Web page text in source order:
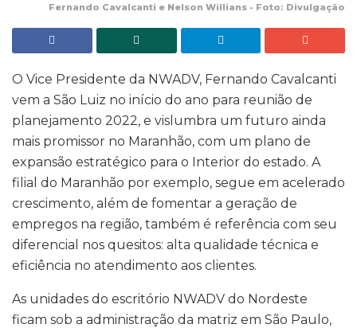
Fernando Cavalcanti e Nelson Willians - Foto: Divulgação
O Vice Presidente da NWADV, Fernando Cavalcanti
vem a São Luiz no início do ano para reunião de
planejamento 2022, e vislumbra um futuro ainda
mais promissor no Maranhão, com um plano de
expansão estratégico para o Interior do estado. A
filial do Maranhão por exemplo, segue em acelerado
crescimento, além de fomentar a geração de
empregos na região, também é referência com seu
diferencial nos quesitos: alta qualidade técnica e
eficiência no atendimento aos clientes.
As unidades do escritório NWADV do Nordeste
ficam sob a administração da matriz em São Paulo,